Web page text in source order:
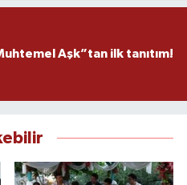
Aşk”tan ilk tanıtım!